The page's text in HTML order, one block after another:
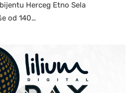
Herceg Etno Sela
od 140…